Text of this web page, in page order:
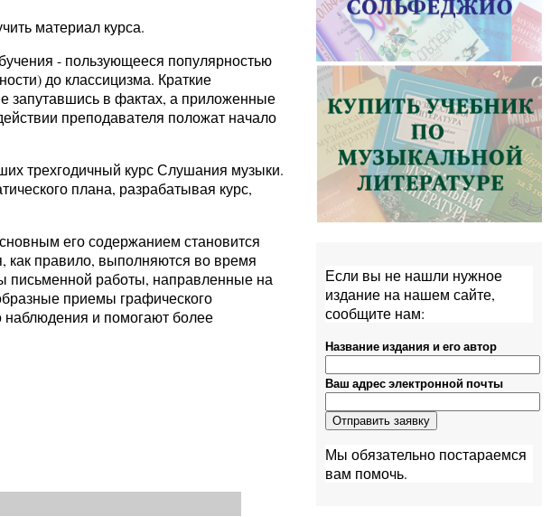
материал курса.
- пользующееся популярностью
до классицизма. Краткие
запутавшись в фактах, а приложенные
преподавателя положат начало
трехгодичный курс Слушания музыки.
плана, разрабатывая курс,
его содержанием становится
как правило, выполняются во время
письменной работы, направленные на
приемы графического
наблюдения и помогают более
Если вы не нашли нужное
издание на нашем сайте,
сообщите нам:
Название издания и его автор
Ваш адрес электронной почты
Мы обязательно постараемся
вам помочь.